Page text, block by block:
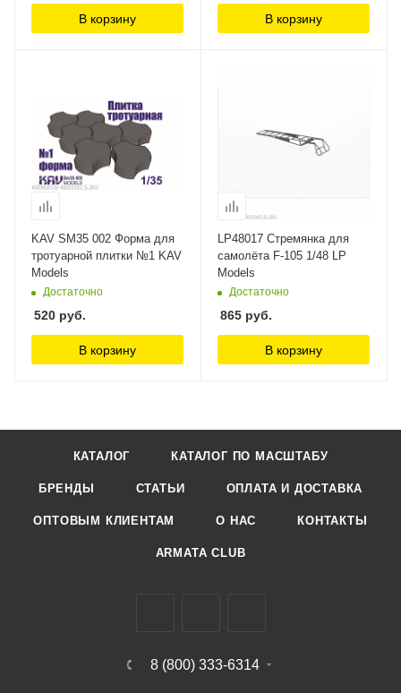
В корзину В корзину
KAV SM35 002 Форма для
тротуарной плитки №1 KAV
Models
Достаточно
520 руб.
В корзину
LP48017 Стремянка для
самолёта F-105 1/48 LP
Models
Достаточно
865 руб.
В корзину
КАТАЛОГ КАТАЛОГ ПО МАСШТАБУ
БРЕНДЫ СТАТЬИ ОПЛАТА И ДОСТАВКА
ОПТОВЫМ КЛИЕНТАМ О НАС КОНТАКТЫ
ARMATA CLUB
8 (800) 333-6314